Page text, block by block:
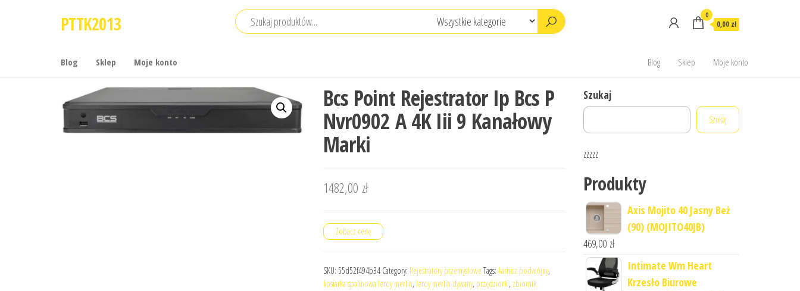
PTTK2013 0
0,00 zł
Blog Sklep Moje konto Blog Sklep Moje konto
Bcs Point Rejestrator Ip Bcs P
Nvr0902 A 4K Iii 9 Kanałowy
Marki
1482,00 zł
Zobacz cenę
SKU: 55d52f494b34 Category: Rejestratory przemysłowe Tags: karnisz podwójny,
kosiarka spalinowa leroy merlin, leroy merlin dywany, przędziorki, zbiornik
Szukaj
Szukaj
zzzzz
Produkty
Axis Mojito 40 Jasny Beż
(90) (MOJITO40JB)
469,00 zł
Intimate Wm Heart
Krzesło Biurowe